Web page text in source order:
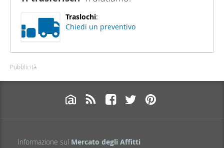
Traslochi:
Chiedi un preventivo
Pubblicità
Informazione sul Mercato degli Affitti